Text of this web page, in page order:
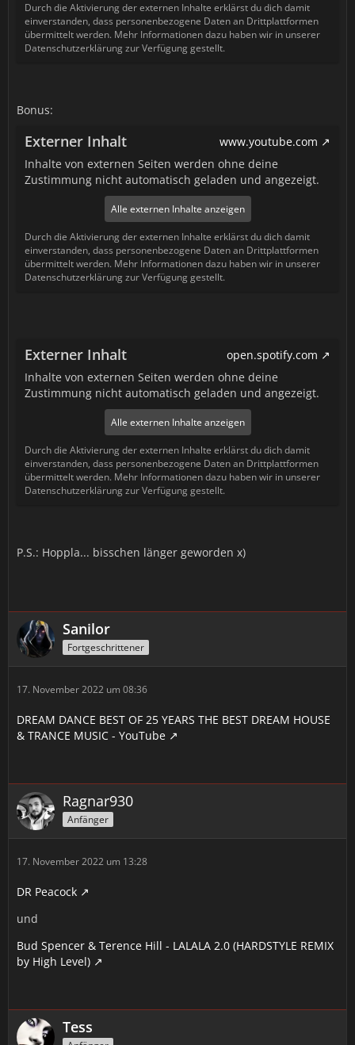
Durch die Aktivierung der externen Inhalte erklärst du dich damit
einverstanden, dass personenbezogene Daten an Drittplattformen
übermittelt werden. Mehr Informationen dazu haben wir in unserer
Datenschutzerklärung zur Verfügung gestellt.
Bonus:
Externer Inhalt
www.youtube.com
Inhalte von externen Seiten werden ohne deine
Zustimmung nicht automatisch geladen und angezeigt.
Alle externen Inhalte anzeigen
Durch die Aktivierung der externen Inhalte erklärst du dich damit
einverstanden, dass personenbezogene Daten an Drittplattformen
übermittelt werden. Mehr Informationen dazu haben wir in unserer
Datenschutzerklärung zur Verfügung gestellt.
Externer Inhalt
open.spotify.com
Inhalte von externen Seiten werden ohne deine
Zustimmung nicht automatisch geladen und angezeigt.
Alle externen Inhalte anzeigen
Durch die Aktivierung der externen Inhalte erklärst du dich damit
einverstanden, dass personenbezogene Daten an Drittplattformen
übermittelt werden. Mehr Informationen dazu haben wir in unserer
Datenschutzerklärung zur Verfügung gestellt.
P.S.: Hoppla... bisschen länger geworden x)
Sanilor
Fortgeschrittener
17. November 2022 um 08:36
DREAM DANCE BEST OF 25 YEARS THE BEST DREAM HOUSE
& TRANCE MUSIC - YouTube
Ragnar930
Anfänger
17. November 2022 um 13:28
DR Peacock
und
Bud Spencer & Terence Hill - LALALA 2.0 (HARDSTYLE REMIX
by High Level)
Tess